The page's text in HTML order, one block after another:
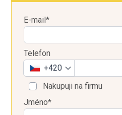
E-mail*
Telefon
+420
Nakupuji na firmu
Jméno*